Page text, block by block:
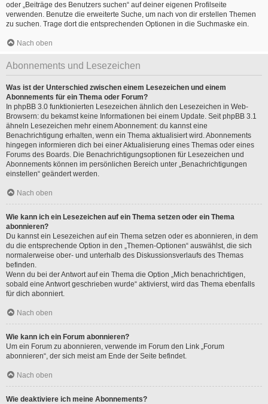
oder „Beiträge des Benutzers suchen“ auf deiner eigenen Profilseite
verwenden. Benutze die erweiterte Suche, um nach von dir erstellen Themen
zu suchen. Trage dort die entsprechenden Optionen in die Suchmaske ein.
Nach oben
Abonnements und Lesezeichen
Was ist der Unterschied zwischen einem Lesezeichen und einem
Abonnements für ein Thema oder Forum?
In phpBB 3.0 funktionierten Lesezeichen ähnlich den Lesezeichen in Web-
Browsern: du bekamst keine Informationen bei einem Update. Seit phpBB 3.1
ähneln Lesezeichen mehr einem Abonnement: du kannst eine
Benachrichtigung erhalten, wenn ein Thema aktualisiert wird. Abonnements
hingegen informieren dich bei einer Aktualisierung eines Themas oder eines
Forums des Boards. Die Benachrichtigungsoptionen für Lesezeichen und
Abonnements können im persönlichen Bereich unter „Benachrichtigungen
einstellen“ geändert werden.
Nach oben
Wie kann ich ein Lesezeichen auf ein Thema setzen oder ein Thema
abonnieren?
Du kannst ein Lesezeichen auf ein Thema setzen oder es abonnieren, in dem
du die entsprechende Option in den „Themen-Optionen“ auswählst, die sich
normalerweise ober- und unterhalb des Diskussionsverlaufs des Themas
befinden.
Wenn du bei der Antwort auf ein Thema die Option „Mich benachrichtigen,
sobald eine Antwort geschrieben wurde“ aktivierst, wird das Thema ebenfalls
für dich abonniert.
Nach oben
Wie kann ich ein Forum abonnieren?
Um ein Forum zu abonnieren, verwende im Forum den Link „Forum
abonnieren“, der sich meist am Ende der Seite befindet.
Nach oben
Wie deaktiviere ich meine Abonnements?